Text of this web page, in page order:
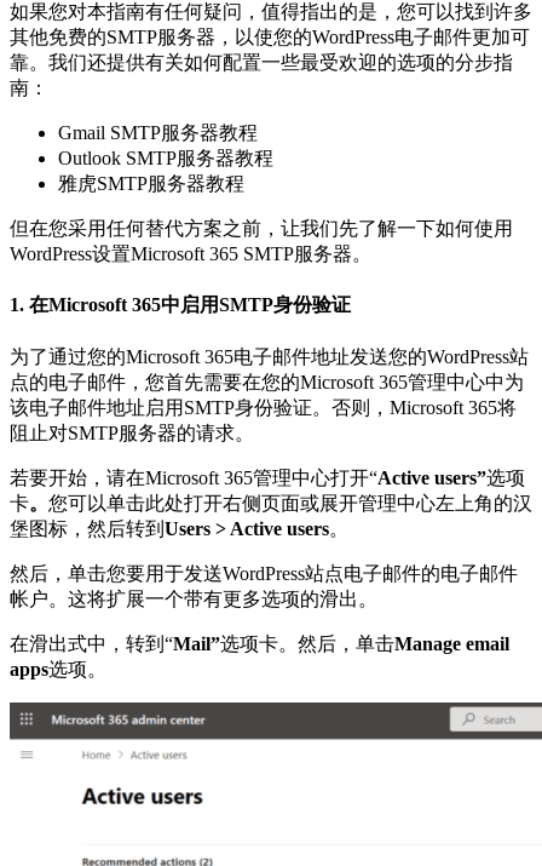
如果您对本指南有任何疑问，值得指出的是，您可以找到许多
其他免费的SMTP服务器，以使您的WordPress电子邮件更加可
靠。我们还提供有关如何配置一些最受欢迎的选项的分步指
南：
Gmail SMTP服务器教程
Outlook SMTP服务器教程
雅虎SMTP服务器教程
但在您采用任何替代方案之前，让我们先了解一下如何使用
WordPress设置Microsoft 365 SMTP服务器。
1. 在Microsoft 365中启用SMTP身份验证
为了通过您的Microsoft 365电子邮件地址发送您的WordPress站
点的电子邮件，您首先需要在您的Microsoft 365管理中心中为
该电子邮件地址启用SMTP身份验证。否则，Microsoft 365将
阻止对SMTP服务器的请求。
若要开始，请在Microsoft 365管理中心打开“Active users”选项
卡。 您可以单击此处打开右侧页面或展开管理中心左上角的汉
堡图标，然后转到 Users > Active users。
然后，单击您要用于发送WordPress站点电子邮件的电子邮件
帐户。这将扩展一个带有更多选项的滑出。
在滑出式中，转到“Mail”选项卡。然后，单击Manage email
apps选项。